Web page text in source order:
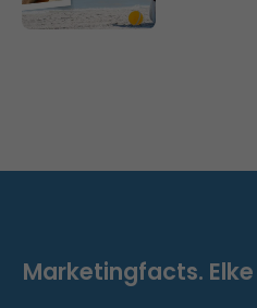
Marketingfacts.